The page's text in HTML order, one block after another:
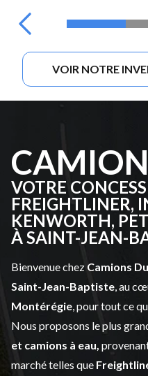
VOIR NOTRE
VOTRE
FREIGHTLINER,
KENWORTH,
À SAINT-JEAN-
Bienvenue chez Camions
Saint-Jean-Baptiste , au
Montérégie , pour tout ce
Nous proposons le plus
et camions à eau,
marché telles que